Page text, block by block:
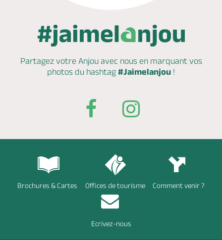
Partagez votre Anjou avec nous en marquantvos
photos du hashtag #Jaimelanjou !
Brochures & Cartes Offices de tourisme Comment venir ?
Ecrivez-nous